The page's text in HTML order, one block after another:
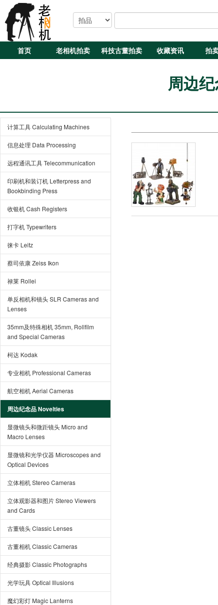
首页 老相机拍卖 科技古董拍卖 收藏资讯 拍
周边
计算工具 Calculating Machines
信息处理 Data Processing
远程通讯工具 Telecommunication
印刷机和装订机 Letterpress and
Bookbinding Press
收银机 Cash Registers
打字机 Typewriters
徕卡 Leitz
蔡司依康 Zeiss Ikon
禄莱 Rollei
单反相机和镜头 SLR Cameras and
Lenses
35mm及特殊相机 35mm, Rollfilm
and Special Cameras
柯达 Kodak
专业相机 Professional Cameras
航空相机 Aerial Cameras
周边纪念品 Novelties
显微镜头和微距镜头 Micro and
Macro Lenses
显微镜和光学仪器 Microscopes and
Optical Devices
立体相机 Stereo Cameras
立体观影器和图片 Stereo Viewers
and Cards
古董镜头 Classic Lenses
古董相机 Classic Cameras
经典摄影 Classic Photographs
光学玩具 Optical Illusions
魔幻彩灯 Magic Lanterns